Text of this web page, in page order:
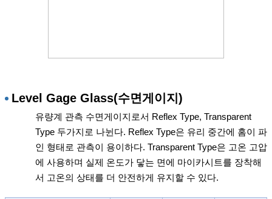
Level Gage Glass(수면게이지)
유량계 관측 수면게이지로서 Reflex Type, Transparent
Type 두가지로 나뉜다. Reflex Type은 유리 중간에 홈이 파
인 형태로 관측이 용이하다. Transparent Type은 고온 고압
에 사용하며 실제 온도가 닿는 면에 마이카시트를 장착해
서 고온의 상태를 더 안전하게 유지할 수 있다.